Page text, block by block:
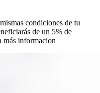
condiciones de tu
de un 5% de
más informacion